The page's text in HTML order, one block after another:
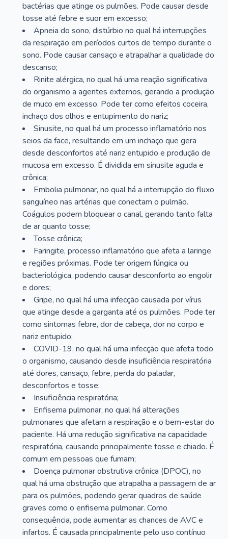
bactérias que atinge os pulmões. Pode causar desde
tosse até febre e suor em excesso;
Apneia do sono, distúrbio no qual há interrupções
da respiração em períodos curtos de tempo durante o
sono. Pode causar cansaço e atrapalhar a qualidade do
descanso;
Rinite alérgica, no qual há uma reação significativa
do organismo a agentes externos, gerando a produção
de muco em excesso. Pode ter como efeitos coceira,
inchaço dos olhos e entupimento do nariz;
Sinusite, no qual há um processo inflamatório nos
seios da face, resultando em um inchaço que gera
desde desconfortos até nariz entupido e produção de
mucosa em excesso. É dividida em sinusite aguda e
crônica;
Embolia pulmonar, no qual há a interrupção do fluxo
sanguíneo nas artérias que conectam o pulmão.
Coágulos podem bloquear o canal, gerando tanto falta
de ar quanto tosse;
Tosse crônica;
Faringite, processo inflamatório que afeta a laringe
e regiões próximas. Pode ter origem fúngica ou
bacteriológica, podendo causar desconforto ao engolir
e dores;
Gripe, no qual há uma infecção causada por vírus
que atinge desde a garganta até os pulmões. Pode ter
como sintomas febre, dor de cabeça, dor no corpo e
nariz entupido;
COVID-19, no qual há uma infecção que afeta todo
o organismo, causando desde insuficiência respiratória
até dores, cansaço, febre, perda do paladar,
desconfortos e tosse;
Insuficiência respiratória;
Enfisema pulmonar, no qual há alterações
pulmonares que afetam a respiração e o bem-estar do
paciente. Há uma redução significativa na capacidade
respiratória, causando principalmente tosse e chiado. É
comum em pessoas que fumam;
Doença pulmonar obstrutiva crônica (DPOC), no
qual há uma obstrução que atrapalha a passagem de ar
para os pulmões, podendo gerar quadros de saúde
graves como o enfisema pulmonar. Como
consequência, pode aumentar as chances de AVC e
infartos. É causada principalmente pelo uso contínuo